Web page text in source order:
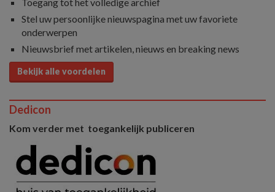
Stel uw persoonlijke nieuwspagina met uw favoriete
onderwerpen
Nieuwsbrief met artikelen, nieuws en breaking news
Bekijk alle voordelen
Dedicon
Kom verder met toegankelijk publiceren